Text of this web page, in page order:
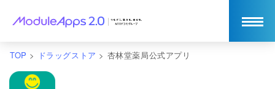
TOP > ドラッグストア > 杏林堂薬局公式アプリ